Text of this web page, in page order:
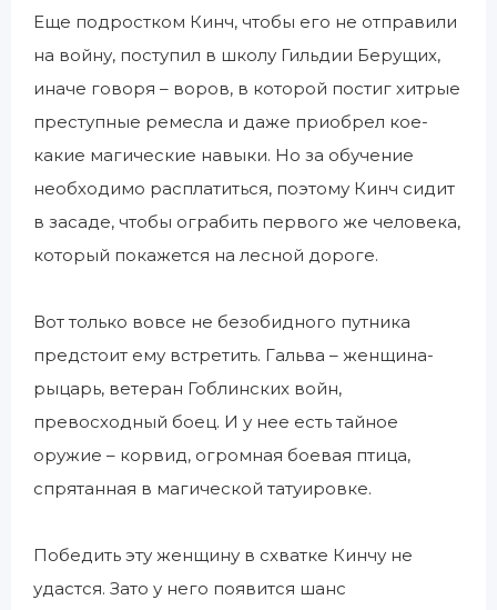
Еще подростком Кинч, чтобы его не отправили
на войну, поступил в школу Гильдии Берущих,
иначе говоря – воров, в которой постиг хитрые
преступные ремесла и даже приобрел кое-
какие магические навыки. Но за обучение
необходимо расплатиться, поэтому Кинч сидит
в засаде, чтобы ограбить первого же человека,
который покажется на лесной дороге.
Вот только вовсе не безобидного путника
предстоит ему встретить. Гальва – женщина-
рыцарь, ветеран Гоблинских войн,
превосходный боец. И у нее есть тайное
оружие – корвид, огромная боевая птица,
спрятанная в магической татуировке.
Победить эту женщину в схватке Кинчу не
удастся. Зато у него появится шанс